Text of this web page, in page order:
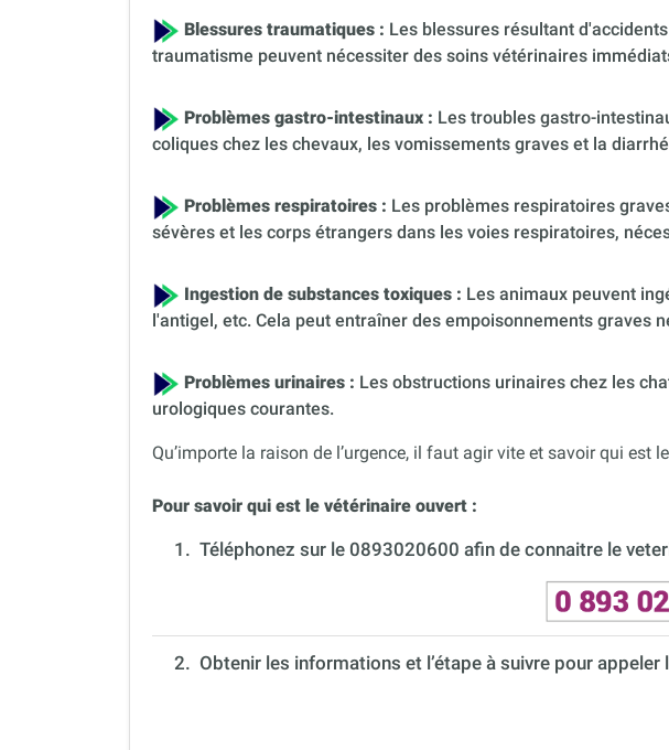
Blessures traumatiques : Les blessures résultant
traumatisme peuvent nécessiter des soins vétérinaires
Problèmes gastro-intestinaux : Les troubles gastro-
coliques chez les chevaux, les vomissements graves et la
Problèmes respiratoires : Les problèmes respiratoires
sévères et les corps étrangers dans les voies respiratoires,
Ingestion de substances toxiques : Les animaux peuvent
l'antigel, etc. Cela peut entraîner des empoisonnements graves
Problèmes urinaires : Les obstructions urinaires chez les
urologiques courantes.
Qu’importe la raison de l’urgence, il faut agir vite et savoir qui est
Pour savoir qui est le vétérinaire ouvert :
1. Téléphonez sur le 0893020600 afin de connaitre le
2. Obtenir les informations et l’étape à suivre pour appeler